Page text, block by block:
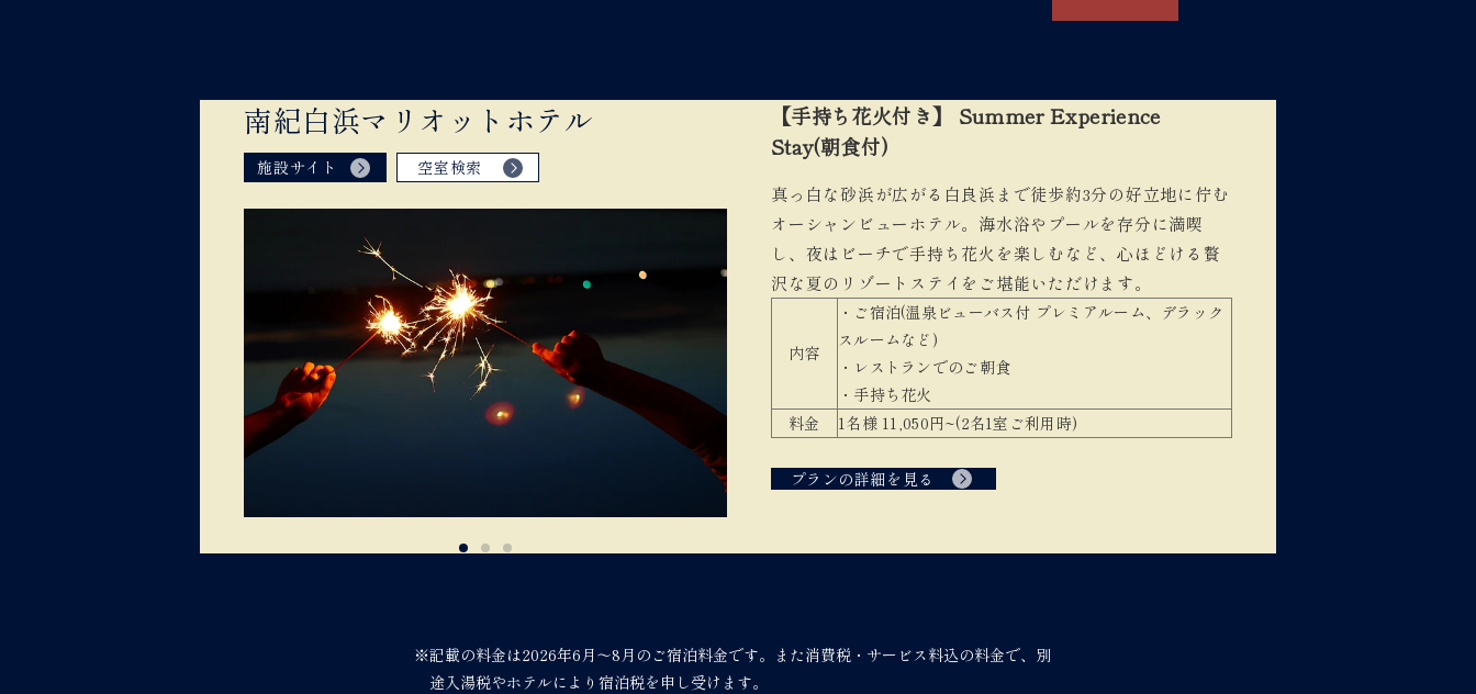
南紀白浜マリオットホテル
施設サイト 空室検索
【手持ち花火付き】 Summer Experience
Stay(朝食付)
真っ白な砂浜が広がる白良浜まで徒歩約3分の好立地に佇む
オーシャンビューホテル。海水浴やプールを存分に満喫
し、夜はビーチで手持ち花火を楽しむなど、心ほどける贅
沢な夏のリゾートステイをご堪能いただけます。
内容
・ご宿泊(温泉ビューバス付 プレミアルーム、デラック
スルームなど)
・レストランでのご朝食
・手持ち花火
料金
1名様 11,050円~(2名1室ご利用時)
プランの詳細を見る
※記載の料金は2026年6月～8月のご宿泊料金です。また消費税・サービス料込の料金で、別
途入湯税やホテルにより宿泊税を申し受けます。